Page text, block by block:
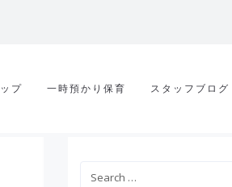
プ 一時預かり保育 スタッフブログ